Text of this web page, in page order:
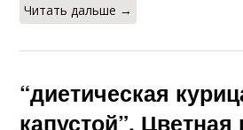
Читать дальше →
“диетическая
капустой”. Цветная